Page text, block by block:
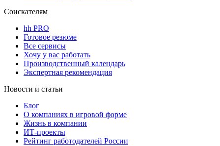
Соискателям
hh PRO
Готовое резюме
Все сервисы
Хочу у вас работать
Производственный календарь
Экспертная рекомендация
Новости и статьи
Блог
О компаниях в игровой форме
Жизнь в компании
ИТ-проекты
Рейтинг работодателей России